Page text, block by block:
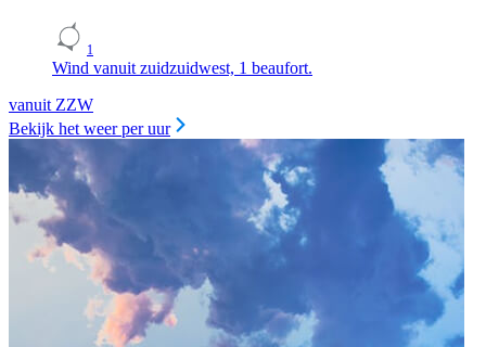
1
Wind vanuit zuidzuidwest, 1 beaufort.
vanuit ZZW
Bekijk het weer per uur